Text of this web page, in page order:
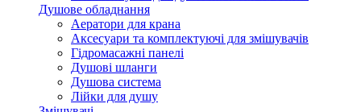
Душове обладнання
Аератори для крана
Аксесуари та комплектуючі для змішувачів
Гідромасажні панелі
Душові шланги
Душова система
Лійки для душу